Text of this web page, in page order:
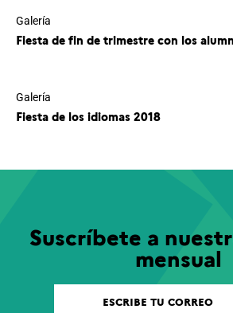
Galería
Fiesta de fin de trimestre con los
Galería
Fiesta de los idiomas 2018
Suscríbete a
mensual